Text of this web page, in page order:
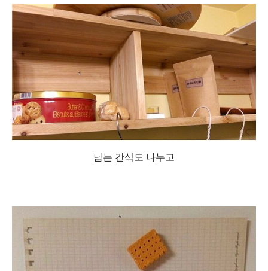
남는 간식도 나누고